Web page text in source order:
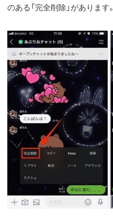
のある「完全削除」があります。